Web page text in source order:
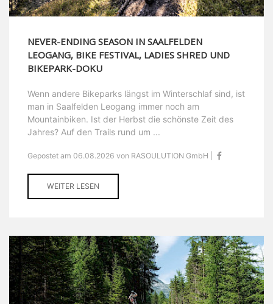
NEVER-ENDING SEASON IN SAALFELDEN
LEOGANG, BIKE FESTIVAL, LADIES SHRED UND
BIKEPARK-DOKU
Wenn andere Bikeparks längst im Winterschlaf sind, ist
man in Saalfelden Leogang immer noch am
Mountainbiken. Ist der Herbst die schönste Zeit des
Jahres? Auf den Trails rund um ...
Gepostet am 06.08.2026 von RASOULUTION GmbH |
WEITER LESEN